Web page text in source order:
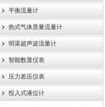
平衡流量计
热式气体质量流量计
明渠超声波流量计
智能数显仪表
压力差压仪表
投入式液位计